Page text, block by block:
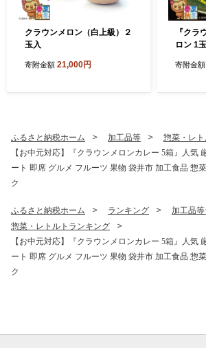
クラウンメロン（白上級）２
玉入
寄附金額 21,000円
『クラ
ロン 1
寄附金額
ふるさと納税ホーム 加工品等
惣菜・レト
【お中元対応】『クラウンメロンカレー 5箱』人気
ート 即席 グルメ フルーツ 果物 袋井市 加工食品 惣
ク
ふるさと納税ホーム ランキング
加工品
惣菜・レトルトランキング
【お中元対応】『クラウンメロンカレー 5箱』人気
ート 即席 グルメ フルーツ 果物 袋井市 加工食品 惣
ク